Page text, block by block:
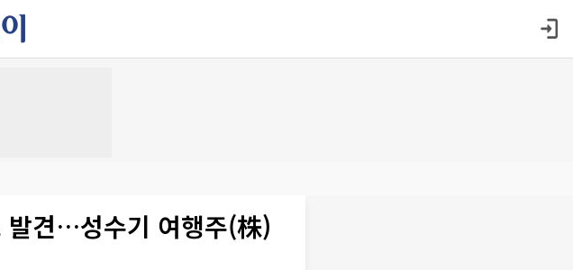
발견…성수기 여행주(株)